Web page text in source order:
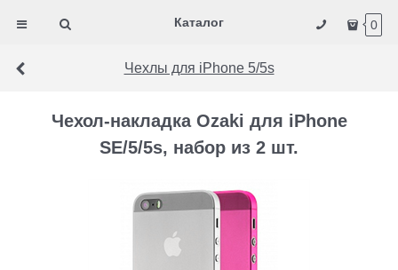
Каталог 0
Чехлы для iPhone 5/5s
Чехол-накладка Ozaki для iPhone
SE/5/5s, набор из 2 шт.